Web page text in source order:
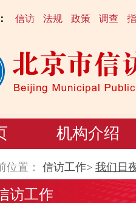
信访 法规 政策 调查
机构介绍
位置： 信访工作> 我们日
访工作